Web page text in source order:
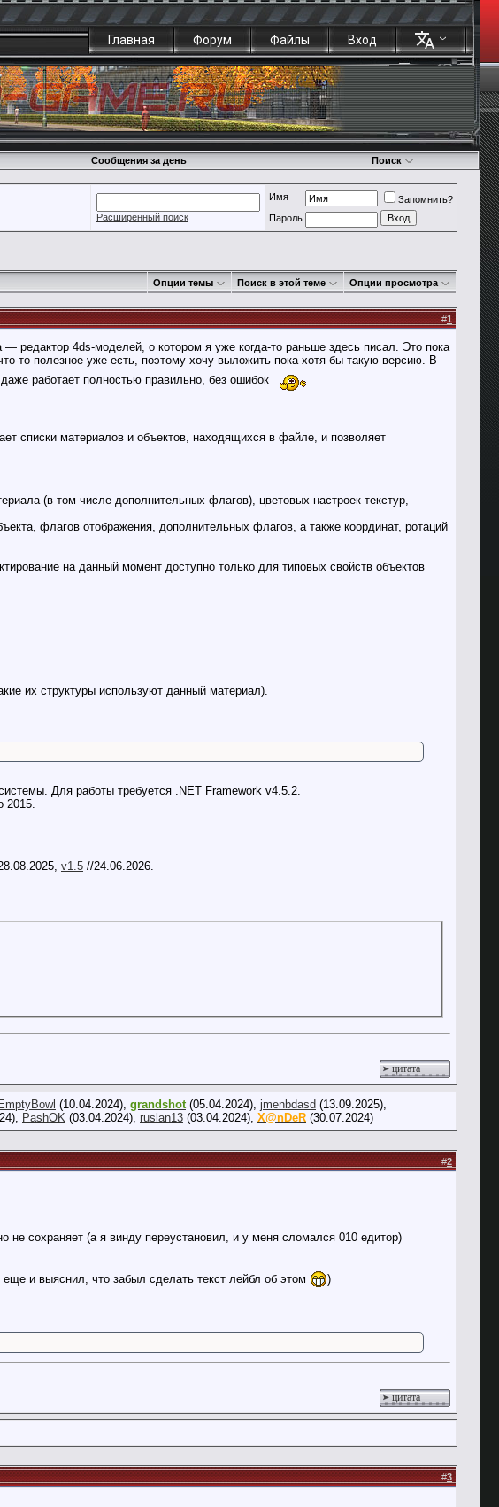
Главная Форум Файлы Вход
Сообщения за день Поиск
Расширенный поиск
Имя
Запомнить?
Пароль
Опции темы Поиск в этой теме Опции просмотра
#1
4ds-моделей, о котором я уже когда-то раньше здесь писал. Это пока
то полезное уже есть, поэтому хочу выложить пока хотя бы такую версию. В
работает полностью правильно, без ошибок
списки материалов и объектов, находящихся в файле, и позволяет
(в том числе дополнительных флагов), цветовых настроек текстур,
флагов отображения, дополнительных флагов, а также координат, ротаций
на данный момент доступно только для типовых свойств объектов
их структуры используют данный материал).
Для работы требуется .NET Framework v4.5.2.
2015.
v1.5 //24.06.2026.
цитата
EmptyBowl (10.04.2024), grandshot(05.04.2024), jmenbdasd (13.09.2025),
PashOK (03.04.2024), ruslan13 (03.04.2024), X@nDeR (30.07.2024)
#2
не сохраняет (а я винду переустановил, и у меня сломался 010 едитор)
и выяснил, что забыл сделать текст лейбл об этом
)
цитата
#3